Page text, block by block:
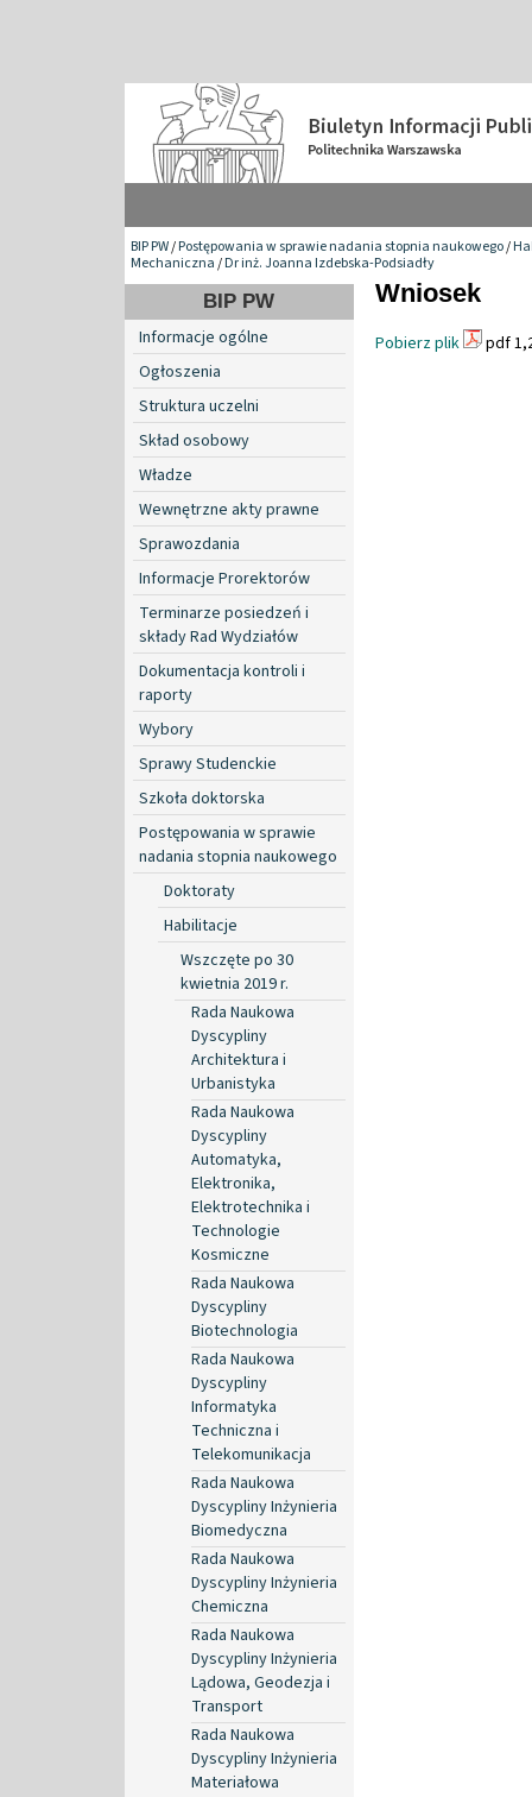
BIP PW/Postępowania w sprawie nadania stopnia naukowego/
Mechaniczna/Dr inż. Joanna Izdebska-Podsiadły
BIP PW
Informacje ogólne
Ogłoszenia
Struktura uczelni
Skład osobowy
Władze
Wewnętrzne akty prawne
Sprawozdania
Informacje Prorektorów
Terminarze posiedzeń i
składy Rad Wydziałów
Dokumentacja kontroli i
raporty
Wybory
Sprawy Studenckie
Szkoła doktorska
Postępowania w sprawie
nadania stopnia naukowego
Doktoraty
Habilitacje
Wszczęte po 30
kwietnia 2019 r.
Rada Naukowa
Dyscypliny
Architektura i
Urbanistyka
Rada Naukowa
Dyscypliny
Automatyka,
Elektronika,
Elektrotechnika i
Technologie
Kosmiczne
Rada Naukowa
Dyscypliny
Biotechnologia
Rada Naukowa
Dyscypliny
Informatyka
Techniczna i
Telekomunikacja
Rada Naukowa
Dyscypliny Inżynieria
Biomedyczna
Rada Naukowa
Dyscypliny Inżynieria
Chemiczna
Rada Naukowa
Dyscypliny Inżynieria
Lądowa, Geodezja i
Transport
Rada Naukowa
Dyscypliny Inżynieria
Materiałowa
Wniosek
Pobierz plik pdf